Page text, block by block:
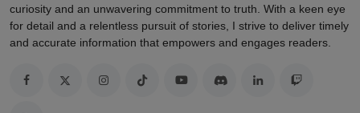
curiosity and an unwavering commitment to truth. With a keen eye
for detail and a relentless pursuit of stories, I strive to deliver timely
and accurate information that empowers and engages readers.